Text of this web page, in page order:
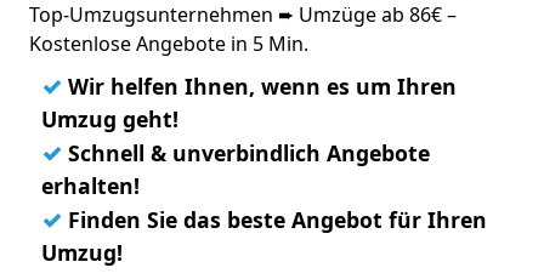
Top-Umzugsunternehmen ➨ Umzüge ab 86€ –
Kostenlose Angebote in 5 Min.
✓ Wir helfen Ihnen, wenn es um Ihren
Umzug geht!
✓ Schnell & unverbindlich Angebote
erhalten!
✓ Finden Sie das beste Angebot für Ihren
Umzug!